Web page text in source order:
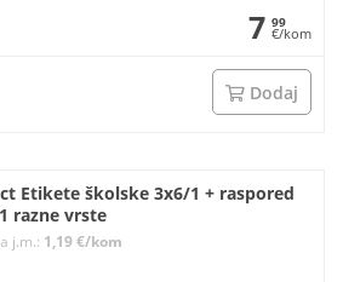
7 99
€/kom
Dodaj
Etikete školske 3x6/1 + raspored
razne vrste
j.m.: 1,19 €/kom